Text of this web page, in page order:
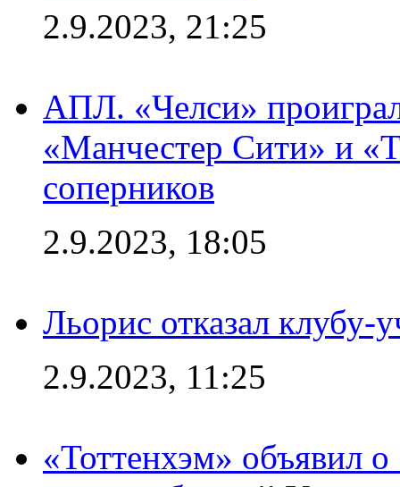
2.9.2023, 21:25
АПЛ. «Челси»
«Манчестер Сити» и
соперников
2.9.2023, 18:05
Льорис отказал клубу-
2.9.2023, 11:25
«Тоттенхэм» объявил